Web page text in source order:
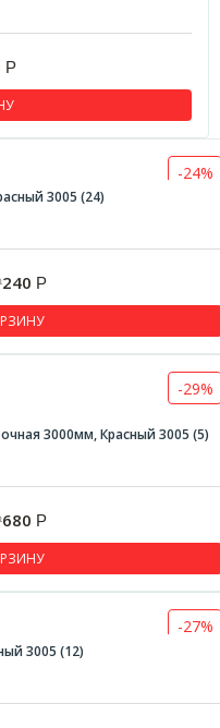
Р
-24%
3005 (24)
240 Р
-29%
3000мм, Красный 3005 (5)
680 Р
-27%
3005 (12)